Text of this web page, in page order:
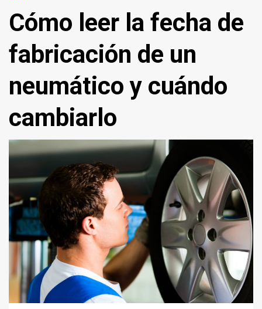
Cómo leer la fecha de
fabricación de un
neumático y cuándo
cambiarlo